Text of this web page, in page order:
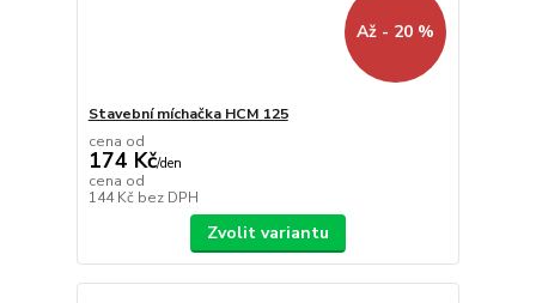
Až - 20 %
Stavební míchačka HCM 125
cena od
174 Kč/den
cena od
144 Kč bez DPH
Zvolit variantu